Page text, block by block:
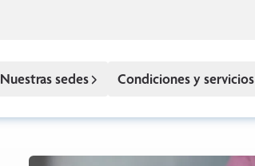
Nuestras sedes Condiciones y servicios